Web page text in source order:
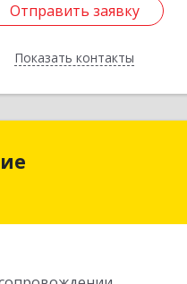
Отправить заявку
Показать контакты
Отправить заявку
Назад
обл,